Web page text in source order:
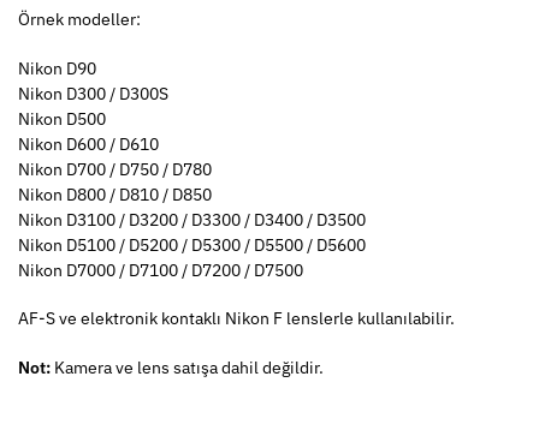
Örnek modeller:
Nikon D90
Nikon D300 / D300S
Nikon D500
Nikon D600 / D610
Nikon D700 / D750 / D780
Nikon D800 / D810 / D850
Nikon D3100 / D3200 / D3300 / D3400 / D3500
Nikon D5100 / D5200 / D5300 / D5500 / D5600
Nikon D7000 / D7100 / D7200 / D7500
AF-S ve elektronik kontaklı Nikon F lenslerle kullanılabilir.
Not: Kamera ve lens satışa dahil değildir.